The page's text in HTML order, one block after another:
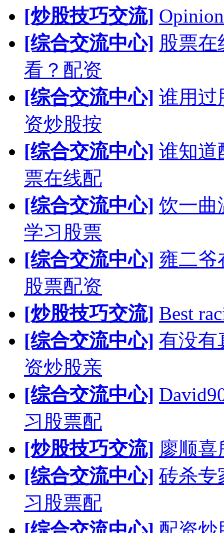
[炒股技巧交流]
[综合交流中心] 股票
看？配资
[综合交流中心] 谁用过
资炒股按
[综合交流中心] 谁知道
票在线配
[综合交流中心] 饮一曲
学习股票
[综合交流中心] 雍二爷
股票配资
[炒股技巧交流] Best
[综合交流中心] 有没有
资炒股亲
[综合交流中心]
习股票配
[炒股技巧交流] 廖顺
[综合交流中心] 砖杀专
习股票配